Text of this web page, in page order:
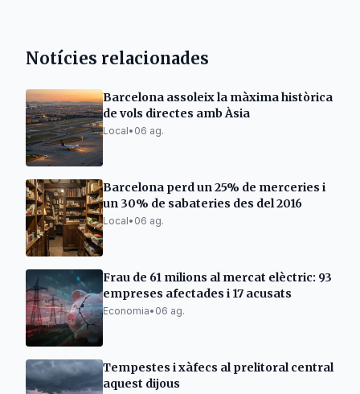
Notícies relacionades
Barcelona assoleix la màxima històrica
de vols directes amb Àsia
Local• 06 ag.
Barcelona perd un 25% de merceries i
un 30% de sabateries des del 2016
Local• 06 ag.
Frau de 61 milions al mercat elèctric: 93
empreses afectades i 17 acusats
Economia• 06 ag.
Tempestes i xàfecs al prelitoral central
aquest dijous